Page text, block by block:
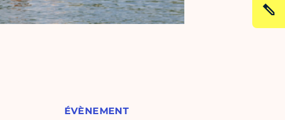
ÉVÈNEMENT